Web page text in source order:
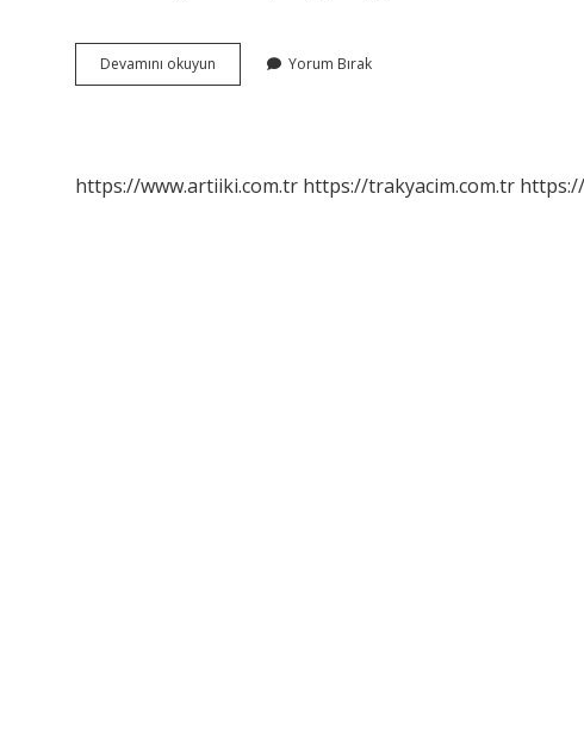
Devamını okuyun Arapçada
Tebah
Yorum Bırak
https://www.artiiki.com.tr https://trakyacim.com.tr